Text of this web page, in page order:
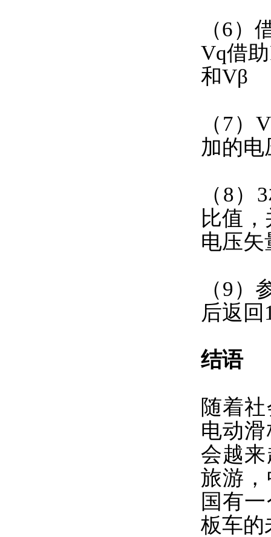
（6）
Vq借
和Vβ
（7
加的电
（8
比值
电压矢
（9
后返
结语
随着
电动
会越
旅游
国有
板车的